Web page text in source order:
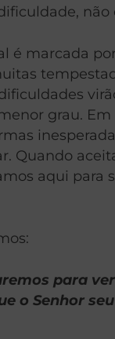
não
é marcada
grau.
Quando
aqui para
para
o Senhor